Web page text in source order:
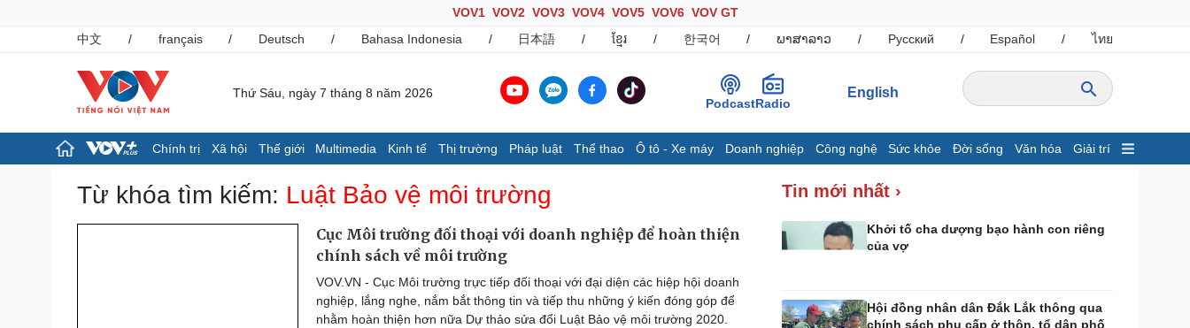
VOV1 VOV2 VOV3 VOV4 VOV5 VOV6 VOV GT
中文
/ français / Deutsch / Bahasa Indonesia / 日本語 / ខ្មែរ / 한국어 / ພາສາລາວ / Русский / Español / ไทย
Thứ Sáu, ngày 7 tháng 8 năm 2026
PodcastRadio
English
Chính trị Xã hội Thế giới Multimedia Kinh tế Thị trường Pháp luật Thể thao Ô tô - Xe máy Doanh nghiệp Công nghệ Sức khỏe Đời sống Văn hóa Giải trí
Chính trị
Tổ chức nhân sự
Xã hội
Giáo dục
Dự báo thời tiết
Dấu ấn VOV
Thế giới
Cuộc sống đó đây
Hồ sơ
Video
E-Magazine
Kinh tế
Khởi nghiệp
Tiêu dùng
Từ khóa tìm kiếm: Luật Bảo vệ môi trường
Cục Môi trường đối thoại với doanh nghiệp để hoàn thiện
chính sách về môi trường
VOV.VN - Cục Môi trường trực tiếp đối thoại với đại diện các hiệp hội doanh
nghiệp, lắng nghe, nắm bắt thông tin và tiếp thu những ý kiến đóng góp để
nhằm hoàn thiện hơn nữa Dự thảo sửa đổi Luật Bảo vệ môi trường 2020.
Tin mới nhất ›
Khởi tố cha dượng bạo hành con riêng
của vợ
Hội đồng nhân dân Đắk Lắk thông qua
chính sách phụ cấp ở thôn, tổ dân phố